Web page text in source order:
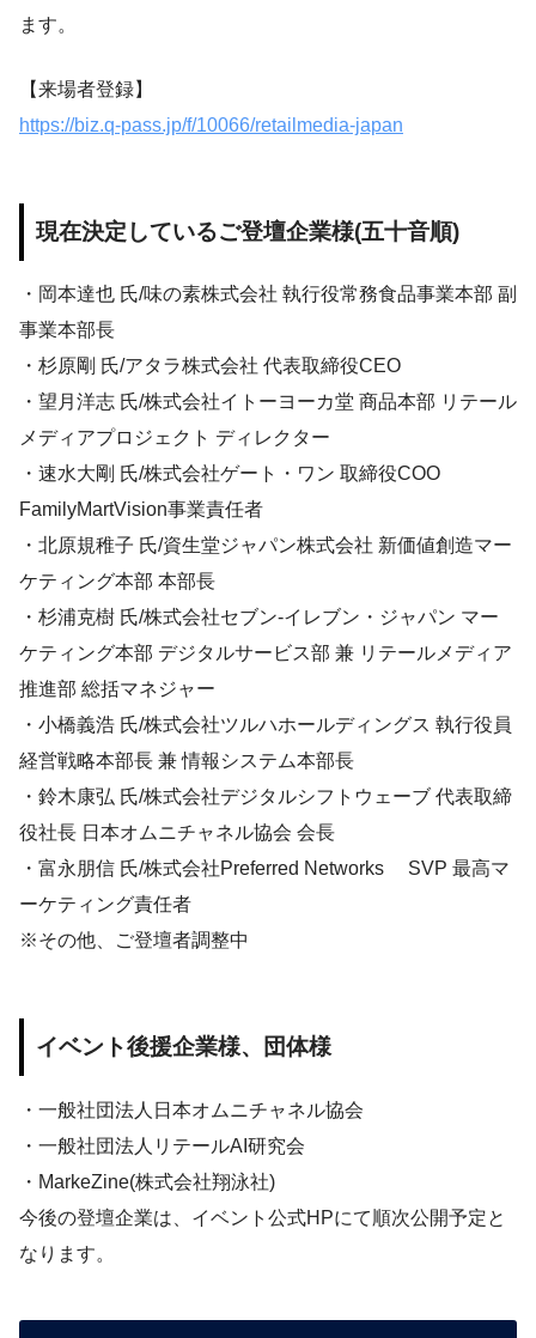
ます。
【来場者登録】
https://biz.q-pass.jp/f/10066/retailmedia-japan
現在決定しているご登壇企業様(五十音順)
・岡本達也 氏/味の素株式会社 執行役常務食品事業本部 副
事業本部長
・杉原剛 氏/アタラ株式会社 代表取締役CEO
・望月洋志 氏/株式会社イトーヨーカ堂 商品本部 リテール
メディアプロジェクト ディレクター
・速水大剛 氏/株式会社ゲート・ワン 取締役COO
FamilyMartVision事業責任者
・北原規稚子 氏/資生堂ジャパン株式会社 新価値創造マー
ケティング本部 本部長
・杉浦克樹 氏/株式会社セブン-イレブン・ジャパン マー
ケティング本部 デジタルサービス部 兼 リテールメディア
推進部 総括マネジャー
・小橋義浩 氏/株式会社ツルハホールディングス 執行役員
経営戦略本部長 兼 情報システム本部長
・鈴木康弘 氏/株式会社デジタルシフトウェーブ 代表取締
役社長 日本オムニチャネル協会 会長
・富永朋信 氏/株式会社Preferred Networks SVP 最高マ
ーケティング責任者
※その他、ご登壇者調整中
イベント後援企業様、団体様
・一般社団法人日本オムニチャネル協会
・一般社団法人リテールAI研究会
・MarkeZine(株式会社翔泳社)
今後の登壇企業は、イベント公式HPにて順次公開予定と
なります。